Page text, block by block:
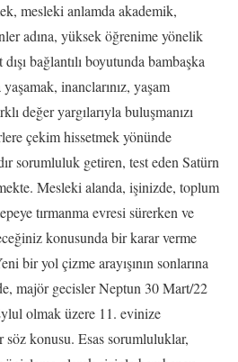
mesleki anlamda akademik,
adına, yüksek öğrenime yönelik
bağlantılı boyutunda bambaşka
inanclarınız, yaşam
değer yargılarıyla buluşmanızı
çekim hissetmek yönünde
sorumluluk getiren, test eden Satürn
Mesleki alanda, işinizde, toplum
tırmanma evresi sürerken ve
konusunda bir karar verme
bir yol çizme arayışının sonlarına
majör gecisler Neptun 30 Mart/22
olmak üzere 11. evinize
söz konusu. Esas sorumluluklar,